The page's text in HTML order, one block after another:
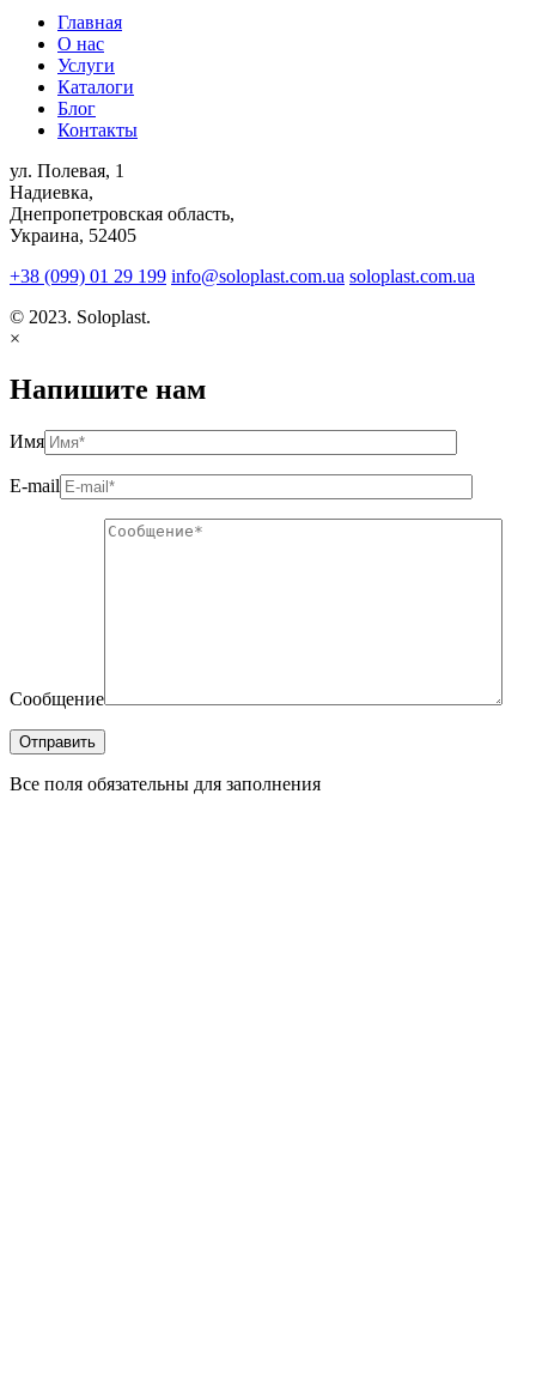
Главная
О нас
Услуги
Каталоги
Блог
Контакты
ул. Полевая, 1
Надиевка,
Днепропетровская область,
Украина, 52405
+38 (099) 01 29 199 info@soloplast.com.ua soloplast.com.ua
© 2023. Soloplast.
×
Напишите нам
Имя
E-mail
Сообщение
Все поля обязательны для заполнения